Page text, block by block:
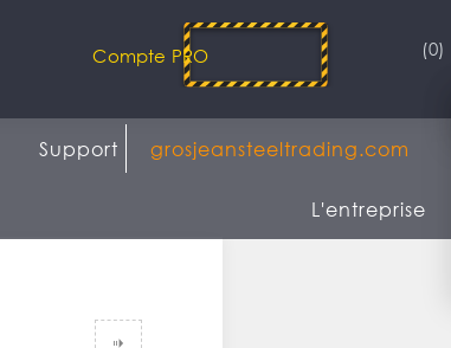
Compte PRO (0)
grosjeansteeltrading.com
Support
L'entreprise